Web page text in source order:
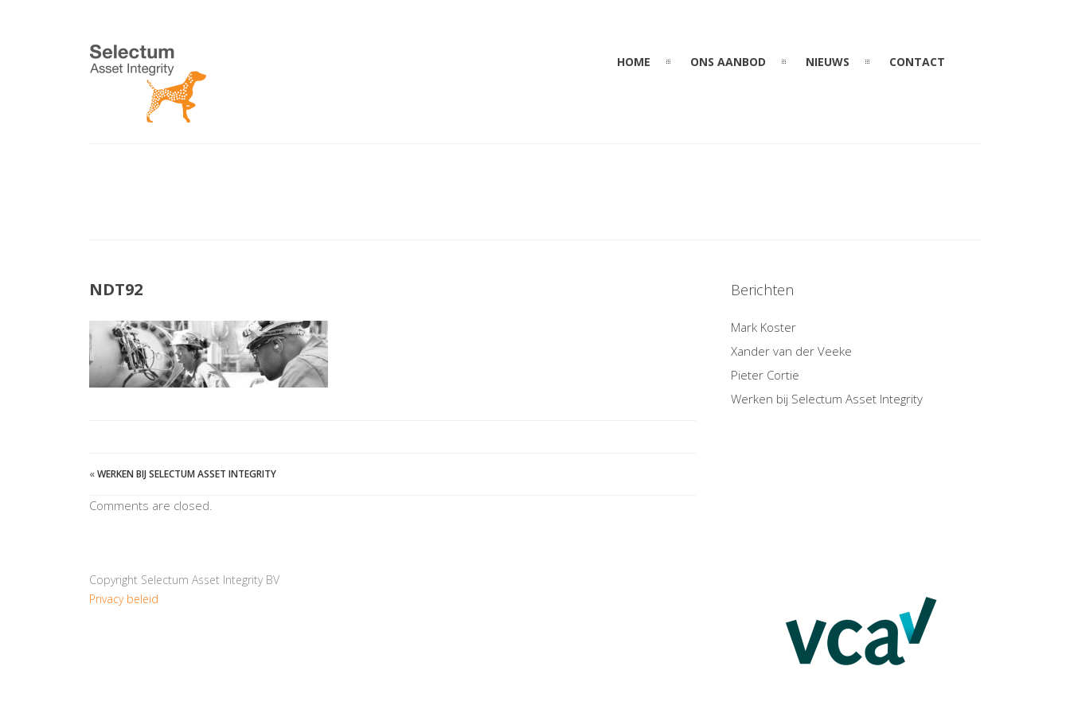
HOME ONS AANBOD NIEUWS CONTACT
NDT92
«WERKEN BIJ SELECTUM ASSET INTEGRITY
Comments are closed.
Berichten
Mark Koster
Xander van der Veeke
Pieter Cortie
Werken bij Selectum Asset Integrity
Copyright Selectum Asset Integrity BV
Privacy beleid